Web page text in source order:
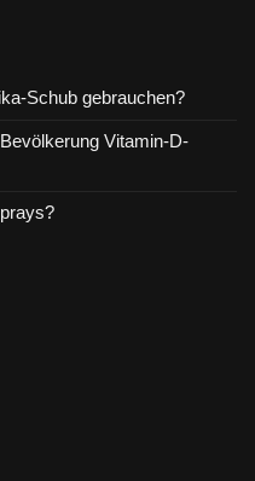
Schub gebrauchen?
Vitamin-D-